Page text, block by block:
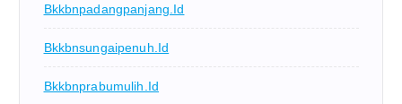
Bkkbnpadangpanjang.id
Bkkbnsungaipenuh.id
Bkkbnprabumulih.id